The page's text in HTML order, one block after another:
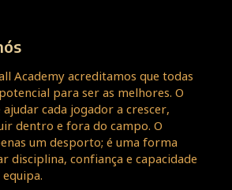
Academy acreditamos que todas
para ser as melhores. O
cada jogador a crescer,
dentro e fora do campo. O
um desporto; é uma forma
disciplina, confiança e capacidade